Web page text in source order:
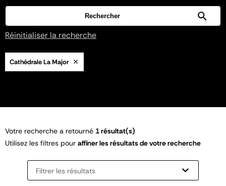
Réinitialiser la recherche
Cathédrale La Major
Votre recherche a retourné 1 résultat(s)
Utilisez les filtres pour affiner les résultats de votre recherche
Filtrer les résultats